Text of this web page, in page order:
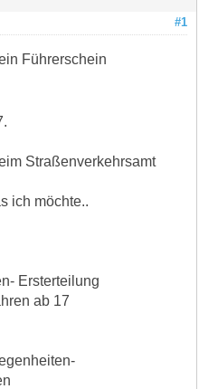
#1
Führerschein
Straßenverkehrsamt
ich möchte..
Ersterteilung
ab 17